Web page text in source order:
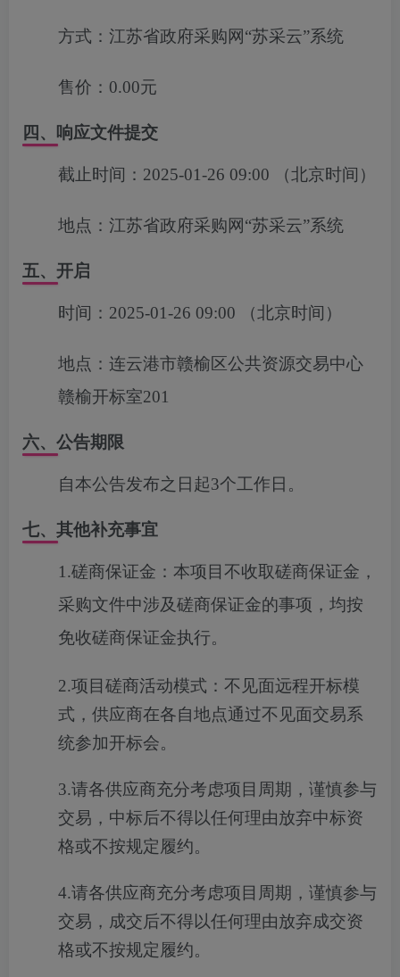
方式： 江苏省政府采购网“苏采云”系统
售价： 0.00元
四、响应文件提交
截止时间： 2025-01-26 09:00 （北京时间）
地点： 江苏省政府采购网“苏采云”系统
五、开启
时间： 2025-01-26 09:00 （北京时间）
地点： 连云港市赣榆区公共资源交易中心
赣榆开标室201
六、公告期限
自本公告发布之日起3个工作日。
七、其他补充事宜
1.磋商保证金：本项目不收取磋商保证金，
采购文件中涉及磋商保证金的事项，均按
免收磋商保证金执行。
2.项目磋商活动模式：不见面远程开标模
式，供应商在各自地点通过不见面交易系
统参加开标会。
3.请各供应商充分考虑项目周期，谨慎参与
交易，中标后不得以任何理由放弃中标资
格或不按规定履约。
4.请各供应商充分考虑项目周期，谨慎参与
交易，成交后不得以任何理由放弃成交资
格或不按规定履约。